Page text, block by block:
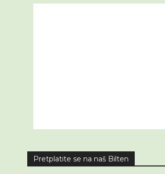
Pretplatite se na naš Bilten